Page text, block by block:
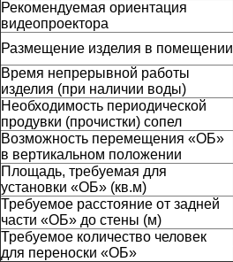
Рекомендуемая ориентация
видеопроектора
Размещение изделия в помещении
Время непрерывной работы
изделия (при наличии воды)
Необходимость периодической
продувки (прочистки) сопел
Возможность перемещения «ОБ»
в вертикальном положении
Площадь, требуемая для
установки «ОБ» (кв.м)
Требуемое расстояние от задней
части «ОБ» до стены (м)
Требуемое количество человек
для переноски «ОБ»